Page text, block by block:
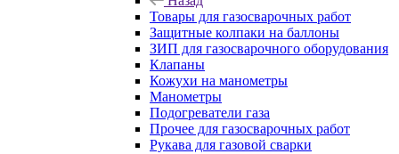
Товары для газосварочных работ
Защитные колпаки на баллоны
ЗИП для газосварочного оборудования
Клапаны
Кожухи на манометры
Манометры
Подогреватели газа
Прочее для газосварочных работ
Рукава для газовой сварки